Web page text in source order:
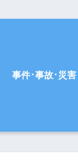
事件･事故･災害